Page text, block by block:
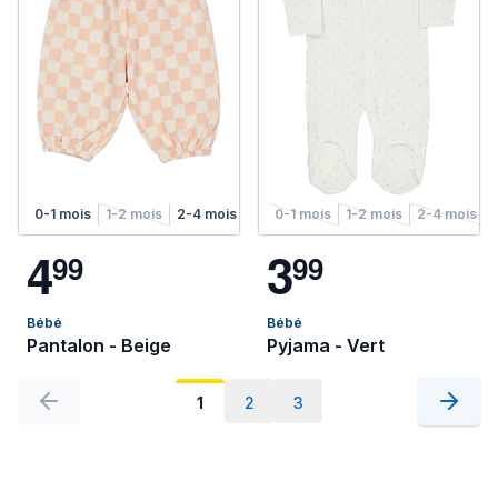
0-1 mois 1-2 mois 2-4 mois 4-6 mois
499
Bébé
Pantalon - Beige
0-1 mois 1-2 mois 2-4 mois
399
Bébé
Pyjama - Vert
1 2 3